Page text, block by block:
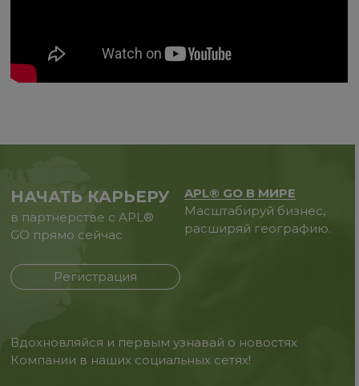
НАЧАТЬ КАРЬЕРУ
в партнерстве с APL®
GO прямо сейчас
Регистрация
APL® GO В МИРЕ
Масштабируй бизнес,
расширяй географию.
Вдохновляйся и первым узнавай о новостях
Компании в наших социальных сетях!